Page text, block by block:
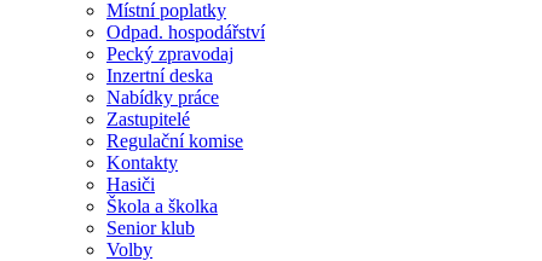
Místní poplatky
Odpad. hospodářství
Pecký zpravodaj
Inzertní deska
Nabídky práce
Zastupitelé
Regulační komise
Kontakty
Hasiči
Škola a školka
Senior klub
Volby